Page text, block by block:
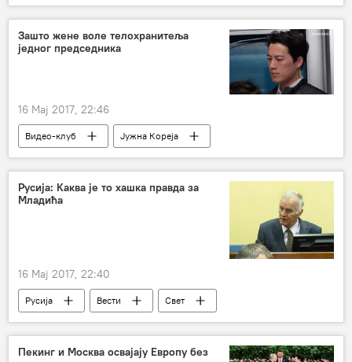
Босна и Херцеговина (БиХ)
Зашто жене воле телохранитеља
једног председника
16 Мај 2017, 22:46
Видео-клуб
Јужна Кореја
телохранитељ
Русија: Каква је то хашка правда за
Младића
16 Мај 2017, 22:40
Русија Вести
Свет
Ратко Младић
Хашки трибунал
Министарство спољних послова Русије
Пекинг и Москва освајају Европу без